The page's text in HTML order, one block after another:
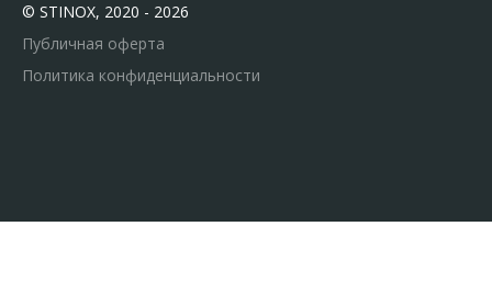
Публичная оферта
Политика конфиденциальности
© STINOX, 2020 - 2026